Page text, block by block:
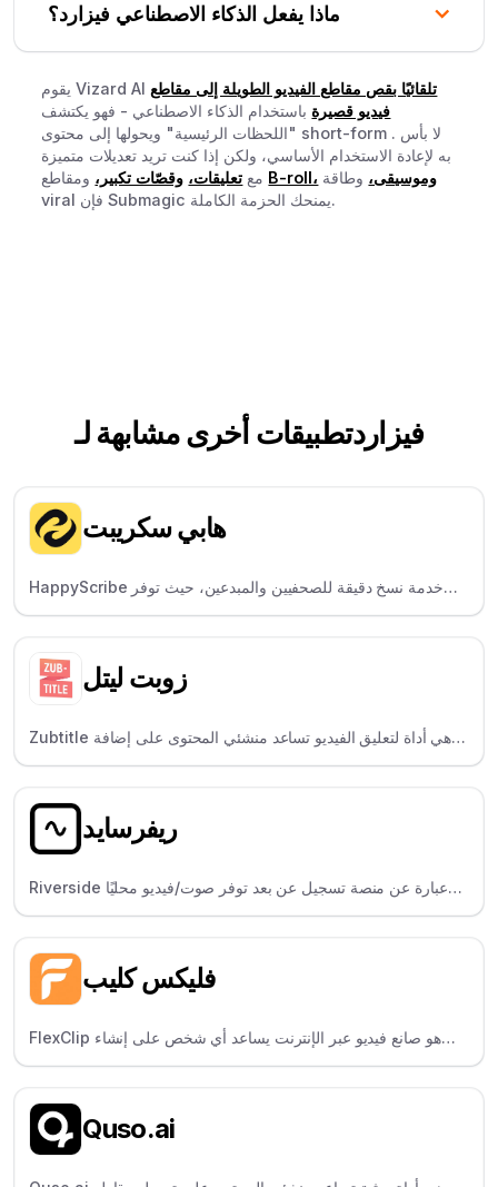
ماذا يفعل الذكاء الاصطناعي فيزارد؟
يقوم Vizard AI تلقائيًا بقص مقاطع الفيديو الطويلة إلى مقاطع
فيديو قصيرة باستخدام الذكاء الاصطناعي - فهو يكتشف
"اللحظات الرئيسية" ويحولها إلى محتوى short-form . لا بأس
به لإعادة الاستخدام الأساسي، ولكن إذا كنت تريد تعديلات متميزة
مع تعليقات، وقصّات تكبير، B-roll، وموسيقى، وطاقة
viral فإن Submagic يمنحك الحزمة الكاملة.
تطبيقات أخرى مشابهة لـفيزارد
هابي سكريبت
HappyScribe هي خدمة نسخ دقيقة للصحفيين والمبدعين، حيث توفر
خيارات النسخ البشري والذكاء الاصطناعي.
زوبت ليتل
Zubtitle هي أداة لتعليق الفيديو تساعد منشئي المحتوى على إضافة
ترجمات وعناوين وتغيير حجم مقاطع الفيديو لوسائل التواصل
ريفرسايد
Riverside عبارة عن منصة تسجيل عن بعد توفر صوت/فيديو محليًا
وواضحًا - مثالية لمقدمي البرامج الصوتية والمحاورين.
فليكس كليب
FlexClip هو صانع فيديو عبر الإنترنت يساعد أي شخص على إنشاء
مقاطع فيديو باستخدام قوالب وأصول مخزنة وأدوات تحرير سهلة.
Quso.ai